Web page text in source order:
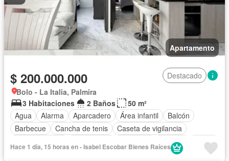
Apartamento
$ 200.000.000
Destacado
Bolo - La Italia, Palmira
3 Habitaciones
2 Baños
50 m²
Agua
Alarma Aparcadero Área infantil
Balcón
Barbecue
Cancha de tenis
Caseta de vigilancia
Internet
Jardín
Hace 1 día, 15 horas en - Isabel Escobar Bienes Raíces